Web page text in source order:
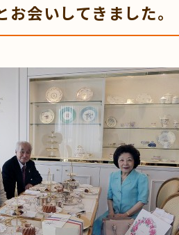
会いしてきました。